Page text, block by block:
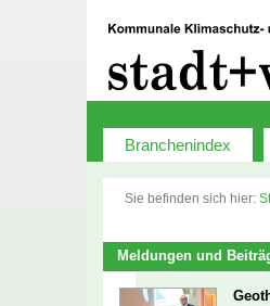
Branchenindex
Sie befinden sich hier:
Meldungen und